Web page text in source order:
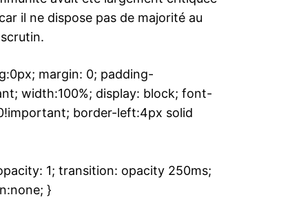
il ne dispose pas de majorité au
margin: 0; padding-
width:100%; display: block; font-
border-left:4px solid
1; transition: opacity 250ms;
}